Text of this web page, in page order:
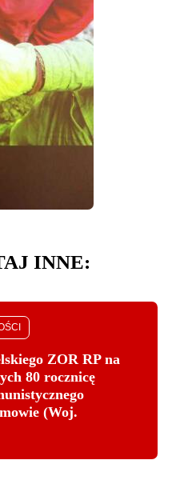
INNE:
ZOR RP na
80 rocznicę
(Woj.